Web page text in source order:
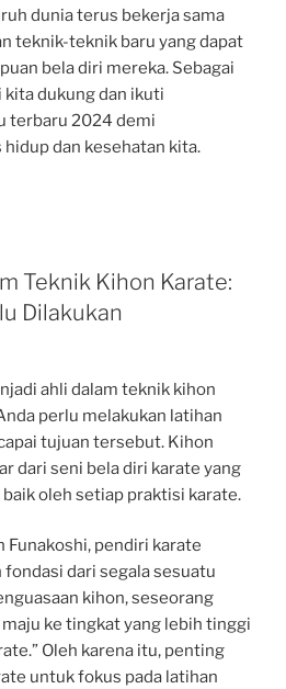
dunia terus bekerja sama
teknik-teknik baru yang dapat
bela diri mereka. Sebagai
dukung dan ikuti
terbaru 2024 demi
dan kesehatan kita.
Teknik Kihon Karate:
Dilakukan
ahli dalam teknik kihon
perlu melakukan latihan
tujuan tersebut. Kihon
dari seni bela diri karate yang
oleh setiap praktisi karate.
Funakoshi, pendiri karate
fondasi dari segala sesuatu
kihon, seseorang
ke tingkat yang lebih tinggi
Oleh karena itu, penting
untuk fokus pada latihan